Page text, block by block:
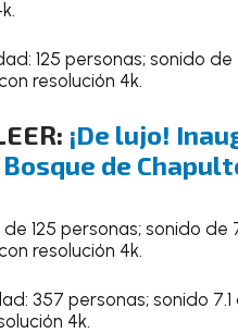
125 personas; sonido
resolución 4k.
¡De lujo!
de
125 personas; sonido de
resolución 4k.
357 personas; sonido
4k.